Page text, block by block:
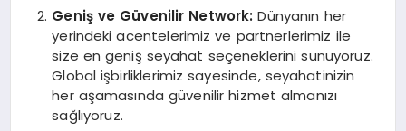
Geniş ve Güvenilir Network: Dünyanın her
yerindeki acentelerimiz ve partnerlerimiz ile
size en geniş seyahat seçeneklerini sunuyoruz.
Global işbirliklerimiz sayesinde, seyahatinizin
her aşamasında güvenilir hizmet almanızı
sağlıyoruz.